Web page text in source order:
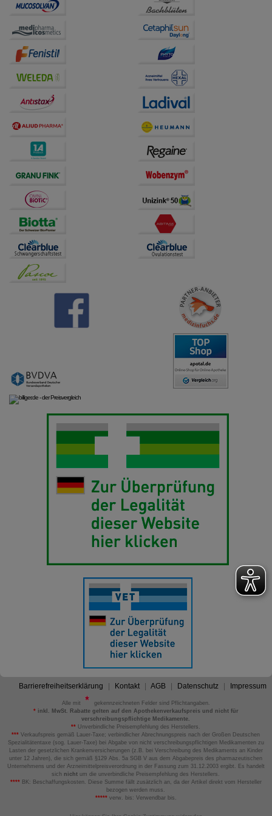
Website weiter für Sie optimieren können, den Inhalt
Drittseiten möglichst relevant für Sie zu gestalten.
Dritte wie z.B. Google oder soziale Medien
Barrierefreiheitserklärung Kontakt AGB Datenschutz Impressum
Alle mit
gekennzeichneten Felder sind Pflichtangaben.
*inkl. MwSt. Rabatte gelten auf den Apothekenverkaufspreis und nicht für
verschreibungspflichtige Medikamente.
** Unverbindliche Preisempfehlung des Herstellers.
*** Verkaufspreis gemäß Lauer-Taxe; verbindlicher Abrechnungspreis nach der Großen Deutschen
Spezialitätentaxe (sog. Lauer-Taxe) bei Abgabe von nicht verschreibungspflichtigen Medikamenten zu
Lasten der gesetzlichen Krankenversicherungen (z.B. bei Verschreibung des Medikaments an Kinder
unter 12 Jahren), die sich gemäß §129 Abs. 5a SGB V aus dem Abgabepreis des pharmazeutischen
Unternehmens und der Arzneimittelpreisverordnung in der Fassung zum 31.12.2003 ergibt. Es handelt
sich nicht um die unverbindliche Preisempfehlung des Herstellers.
****BK: Beschaffungskosten. Diese Summe fällt zusätzlich an, da der Artikel direkt vom Hersteller
bezogen werden muss.
*****verw. bis: Verwendbar bis.